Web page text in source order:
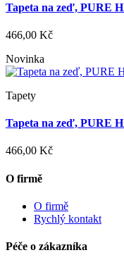
Tapeta na zeď, PURE
466,00 Kč
Novinka
Tapety
Tapeta na zeď, PURE
466,00 Kč
O firmě
O firmě
Rychlý kontakt
Péče o zákazníka